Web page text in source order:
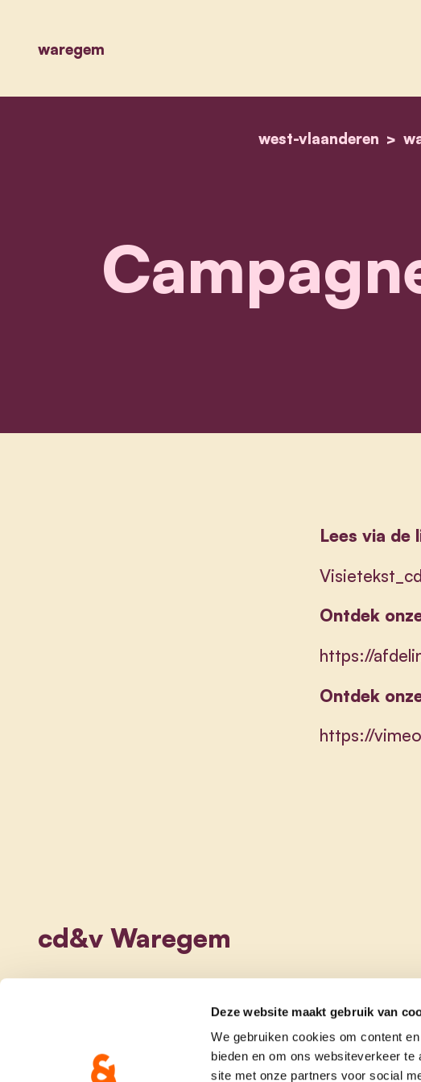
Deze website maakt gebruik van
We gebruiken cookies om content
bieden en om ons websiteverkeer
site met onze partners voor social
waregem
home
west-vlaanderen
Lees via de
Ontdek
https://
Ontdek
https://
cd&v Waregem